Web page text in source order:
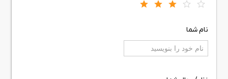
نام شما